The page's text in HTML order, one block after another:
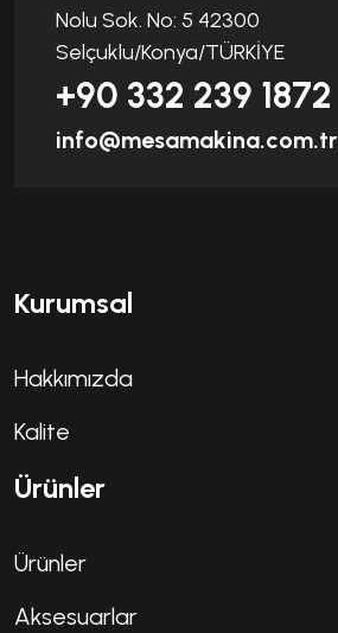
Nolu Sok. No: 5 42300
Selçuklu/Konya/TÜRKİYE
+90 332 239 1872
info@mesamakina.com.tr
Kurumsal
Hakkımızda
Kalite
Ürünler
Ürünler
Aksesuarlar